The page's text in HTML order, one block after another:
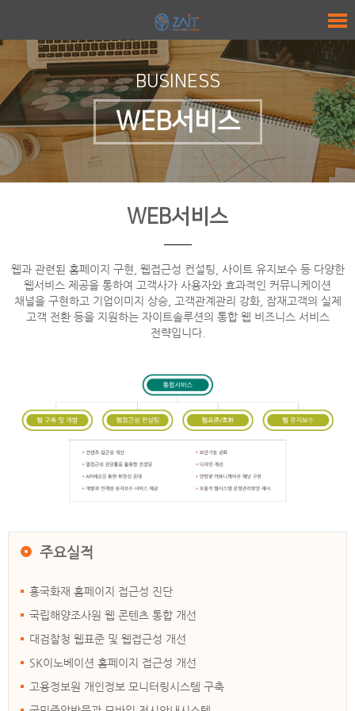
BUSINESS
WEB서비스
WEB서비스
웹과 관련된 홈페이지 구현, 웹접근성 컨설팅, 사이트 유지보수 등 다양한
웹서비스 제공을 통하여 고객사가 사용자와 효과적인 커뮤니케이션
채널을 구현하고 기업이미지 상승, 고객관계관리 강화, 잠재고객의 실제
고객 전환 등을 지원하는 자이트솔루션의 통합 웹 비즈니스 서비스
전략입니다.
주요실적
흥국화재 홈페이지 접근성 진단
국립해양조사원 웹 콘텐츠 통합 개선
대검찰청 웹표준 및 웹접근성 개선
SK이노베이션 홈페이지 접근성 개선
고용정보원 개인정보 모니터링시스템 구축